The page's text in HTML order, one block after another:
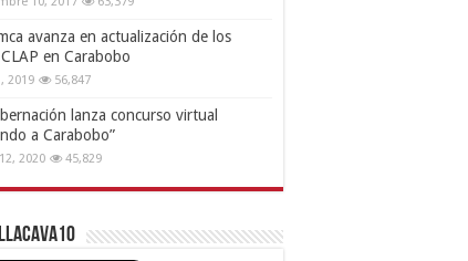
avanza en actualización de los
en Carabobo
2019 56,847
lanza concurso virtual
a Carabobo”
2020 45,829